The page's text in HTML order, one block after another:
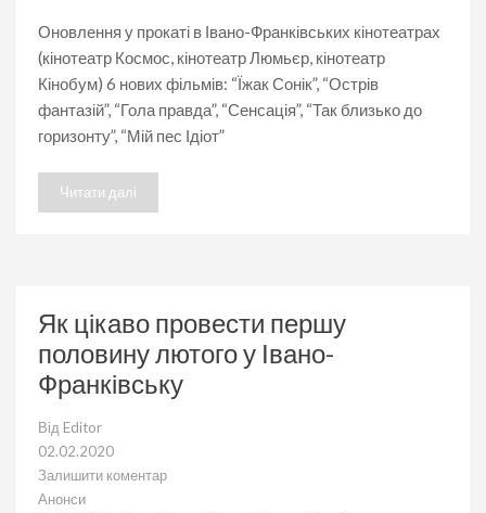
“Мій
Ідіот”
у
Івано-
Франківську
Оновлення у прокаті в Івано-Франківських кінотеатрах
(кінотеатр Космос, кінотеатр Люмьєр, кінотеатр
Кінобум) 6 нових фільмів: “Їжак Сонік”, “Острів
фантазій”, “Гола правда”, “Сенсація”, “Так близько до
горизонту”, “Мій пес Ідіот”
Читати далі
Як цікаво провести першу
половину лютого у Івано-
Франківську
Від Editor
02.02.2020
Залишити коментар
до
Анонси